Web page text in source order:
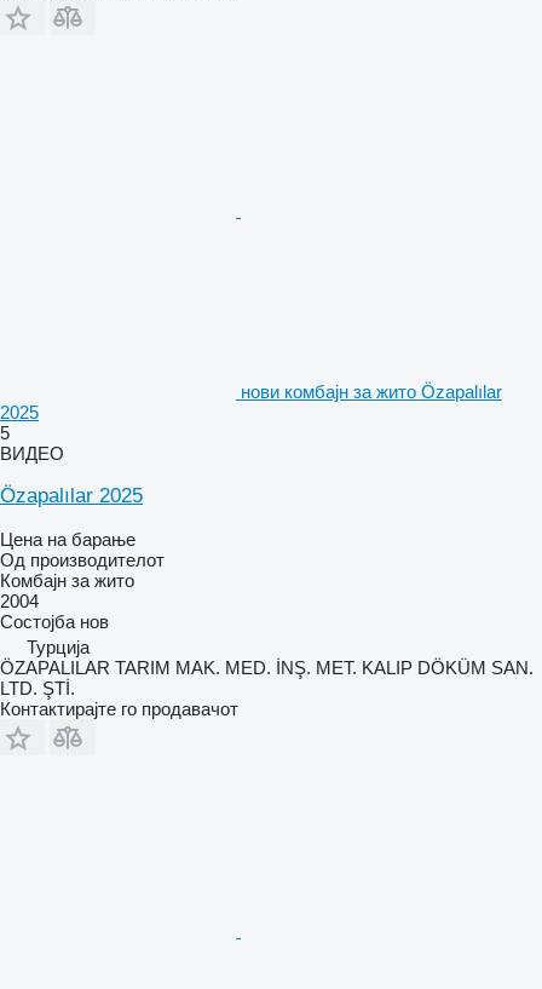
нови комбајн за жито Özapalılar
2025
5
ВИДЕО
Özapalılar 2025
Цена на барање
Од производителот
Комбајн за жито
2004
Состојба нов
Турција
ÖZAPALILAR TARIM MAK. MED. İNŞ. MET. KALIP DÖKÜM SAN.
LTD. ŞTİ.
Контактирајте го продавачот